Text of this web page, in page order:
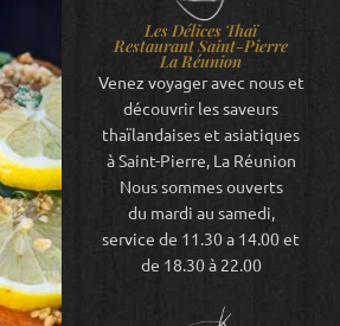
aussi vous
du mardi au
ligne
Les Délices Thaï
Restaurant Saint-Pierre
La Réunion
Venez voyager avec nous et
découvrir les saveurs
thaïlandaises et asiatiques
à Saint-Pierre, La Réunion
Nous sommes ouverts
du mardi au samedi,
service de 11.30 a 14.00 et
de 18.30 à 22.00